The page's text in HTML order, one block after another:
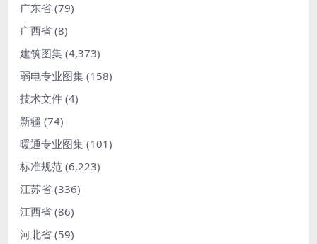
广东省 (79)
广西省 (8)
建筑图集 (4,373)
弱电专业图集 (158)
技术文件 (4)
新疆 (74)
暖通专业图集 (101)
标准规范 (6,223)
江苏省 (336)
江西省 (86)
河北省 (59)